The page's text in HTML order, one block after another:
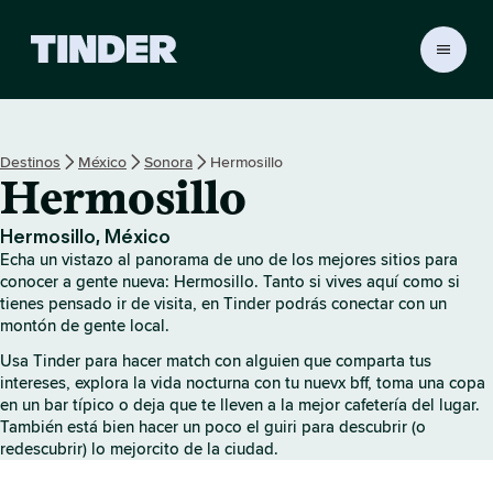
r
I
n
c
i
o
Destinos México Sonora Hermosillo
Hermosillo
Hermosillo, México
Echa un vistazo al panorama de uno de los mejores sitios para
conocer a gente nueva: Hermosillo. Tanto si vives aquí como si
tienes pensado ir de visita, en Tinder podrás conectar con un
montón de gente local.
Usa Tinder para hacer match con alguien que comparta tus
intereses, explora la vida nocturna con tu nuevx bff, toma una copa
en un bar típico o deja que te lleven a la mejor cafetería del lugar.
También está bien hacer un poco el guiri para descubrir (o
redescubrir) lo mejorcito de la ciudad.